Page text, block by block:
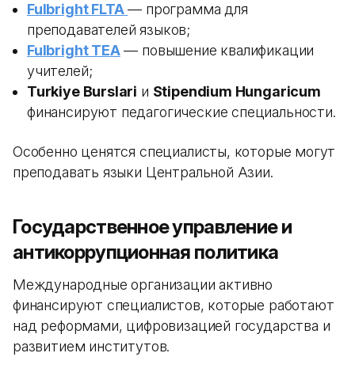
Fulbright FLTA — программа для
преподавателей языков;
Fulbright TEA— повышение квалификации
учителей;
Turkiye Burslari и Stipendium Hungaricum
финансируют педагогические специальности.
Особенно ценятся специалисты, которые могут
преподавать языки Центральной Азии.
Государственное управление и
антикоррупционная политика
Международные организации активно
финансируют специалистов, которые работают
над реформами, цифровизацией государства и
развитием институтов.